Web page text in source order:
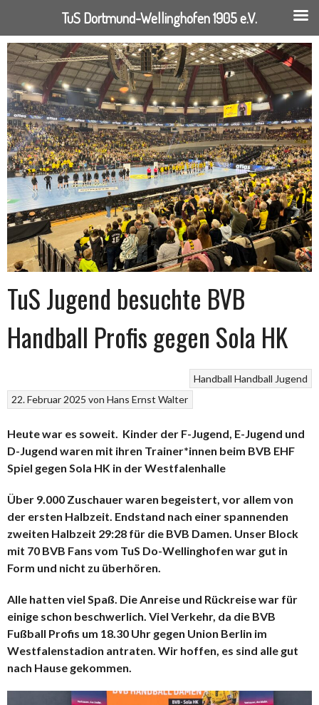
Springe
zum
Inhalt
TuS Jugend besuchte BVB
Handball Profis gegen Sola HK
Handball Handball Jugend
22. Februar 2025 vonHans Ernst Walter
Heute war es soweit. Kinder der F-Jugend, E-Jugend und
D-Jugend waren mit ihren Trainer*innen beim BVB EHF
Spiel gegen Sola HK in der Westfalenhalle
Über 9.000 Zuschauer waren begeistert, vor allem von
der ersten Halbzeit. Endstand nach einer spannenden
zweiten Halbzeit 29:28 für die BVB Damen. Unser Block
mit 70 BVB Fans vom TuS Do-Wellinghofen war gut in
Form und nicht zu überhören.
Alle hatten viel Spaß. Die Anreise und Rückreise war für
einige schon beschwerlich. Viel Verkehr, da die BVB
Fußball Profis um 18.30 Uhr gegen Union Berlin im
Westfalenstadion antraten. Wir hoffen, es sind alle gut
nach Hause gekommen.
TuS Dortmund-Wellinghofen 1905 e.V.